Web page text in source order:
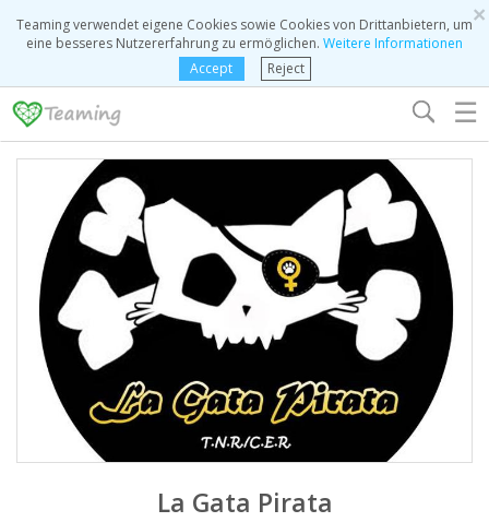
×
Teaming verwendet eigene Cookies sowie Cookies von Drittanbietern, um
eine besseres Nutzererfahrung zu ermöglichen. Weitere Informationen
Accept
Reject
☰
La Gata Pirata